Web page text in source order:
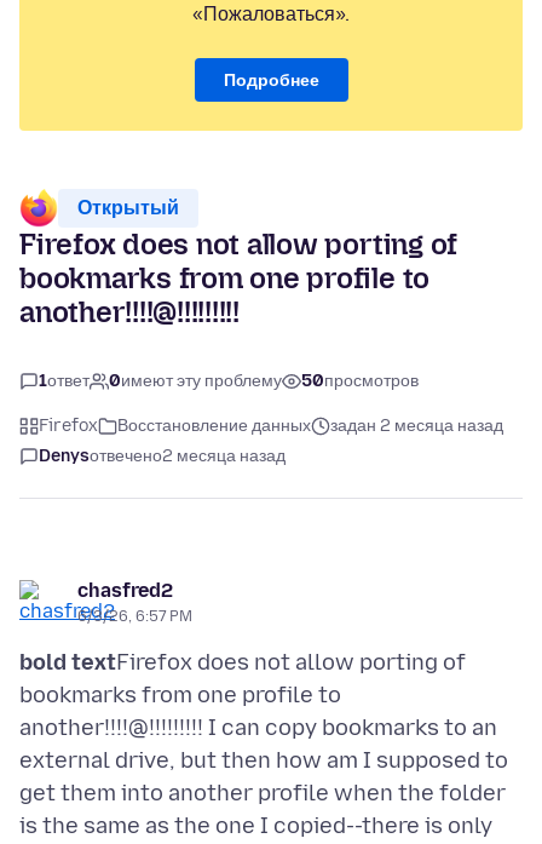
«Пожаловаться».
Подробнее
Открытый
Firefox does not allow porting of
bookmarks from one profile to
another!!!!@!!!!!!!!!
1ответ 0имеют эту проблему 50просмотров
Firefox Восстановление данных
задан 2 месяца назад
Denysотвечено2 месяца назад
chasfred2
6/3/26, 6:57 PM
bold textFirefox does not allow porting of
bookmarks from one profile to
another!!!!@!!!!!!!!! I can copy bookmarks to an
external drive, but then how am I supposed to
get them into another profile when the folder
is the same as the one I copied--there is only